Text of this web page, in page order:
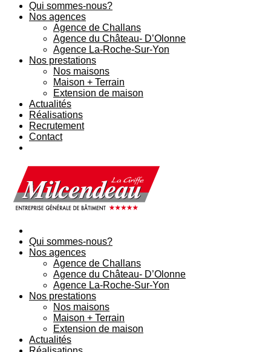
Qui sommes-nous?
Nos agences
Agence de Challans
Agence du Château- D’Olonne
Agence La-Roche-Sur-Yon
Nos prestations
Nos maisons
Maison + Terrain
Extension de maison
Actualités
Réalisations
Recrutement
Contact
Qui sommes-nous?
Nos agences
Agence de Challans
Agence du Château- D’Olonne
Agence La-Roche-Sur-Yon
Nos prestations
Nos maisons
Maison + Terrain
Extension de maison
Actualités